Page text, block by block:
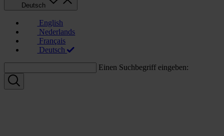
Deutsch
English
Nederlands
Français
Deutsch
Einen Suchbegriff eingeben: